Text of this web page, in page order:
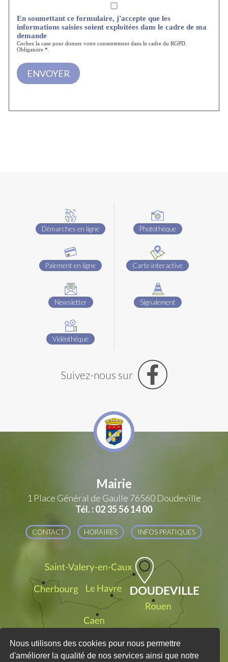
Nous utilisons des cookies pour nous permettre
d'améliorer la qualité de nos services ainsi que notre
En soumettant ce formulaire, j'accepte que les
informations saisies soient exploitées dans le cadre de ma
demande
Cochez la case pour donner votre consentement dans le cadre du RGPD.
Obligatoire *.
Démarches en ligne
Paiement en ligne
Newsletter
Vidéothèque
Photothèque
Carte interactive
Signalement
Suivez-nous sur
Mairie
1 Place Général de Gaulle 76560 Doudeville
Tél. : 02 35 56 14 00
CONTACT HORAIRES INFOS PRATIQUES